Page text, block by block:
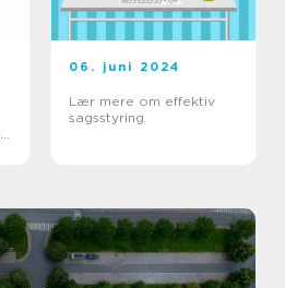
06. juni 2024
Lær mere om effektiv
sagsstyring